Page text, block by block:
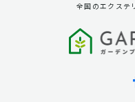
第三者への提供
弊社は法律で定められ
全国のエクステ